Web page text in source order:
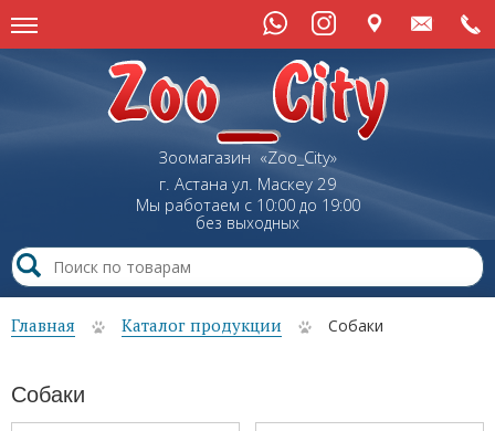
Зоомагазин «Zoo_City»
г. Астана ул. Маскеу29
Мы работаем с 10:00 до 19:00
без выходных
Главная Каталог продукции Собаки
Собаки